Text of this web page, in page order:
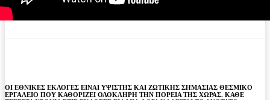
ΟΙ ΕΘΝΙΚΕΣ ΕΚΛΟΓΕΣ ΕΙΝΑΙ ΥΨΙΣΤΗΣ ΚΑΙ ΖΩΤΙΚΗΣ ΣΗΜΑΣΙΑΣ ΘΕΣΜΙΚΟ
ΕΡΓΑΛΕΙΟ ΠΟΥ ΚΑΘΟΡΙΖΕΙ ΟΛΟΚΛΗΡΗ ΤΗΝ ΠΟΡΕΙΑ ΤΗΣ ΧΩΡΑΣ. ΚΑΘΕ